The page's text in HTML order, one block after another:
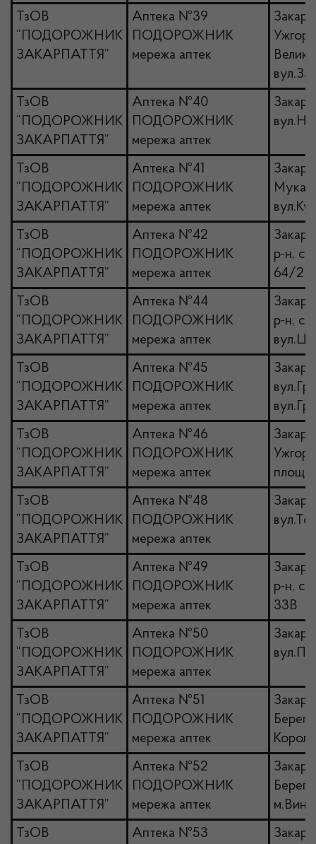
ТзОВ
“ПОДОРОЖНИК
ЗАКАРПАТТЯ”
Аптека №39
ПОДОРОЖНИК
мережа аптек
ТзОВ
“ПОДОРОЖНИК
ЗАКАРПАТТЯ”
Аптека №40
ПОДОРОЖНИК
мережа аптек
ТзОВ
“ПОДОРОЖНИК
ЗАКАРПАТТЯ”
Аптека №41
ПОДОРОЖНИК
мережа аптек
ТзОВ
“ПОДОРОЖНИК
ЗАКАРПАТТЯ”
Аптека №42
ПОДОРОЖНИК
мережа аптек
р-н,
64/2
ТзОВ
“ПОДОРОЖНИК
ЗАКАРПАТТЯ”
Аптека №44
ПОДОРОЖНИК
мережа аптек
р-н,
ТзОВ
“ПОДОРОЖНИК
ЗАКАРПАТТЯ”
Аптека №45
ПОДОРОЖНИК
мережа аптек
ТзОВ
“ПОДОРОЖНИК
ЗАКАРПАТТЯ”
Аптека №46
ПОДОРОЖНИК
мережа аптек
площа
ТзОВ
“ПОДОРОЖНИК
ЗАКАРПАТТЯ”
Аптека №48
ПОДОРОЖНИК
мережа аптек
ТзОВ
“ПОДОРОЖНИК
ЗАКАРПАТТЯ”
Аптека №49
ПОДОРОЖНИК
мережа аптек
р-н,
33В
ТзОВ
“ПОДОРОЖНИК
ЗАКАРПАТТЯ”
Аптека №50
ПОДОРОЖНИК
мережа аптек
ТзОВ
“ПОДОРОЖНИК
ЗАКАРПАТТЯ”
Аптека №51
ПОДОРОЖНИК
мережа аптек
ТзОВ
“ПОДОРОЖНИК
ЗАКАРПАТТЯ”
Аптека №52
ПОДОРОЖНИК
мережа аптек
ТзОВ
Аптека №53